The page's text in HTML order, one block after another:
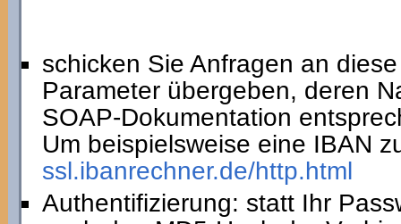
schicken Sie Anfragen an
Parameter übergeben, deren
SOAP-Dokumentation
Um beispielsweise eine IBAN
ssl.ibanrechner.de/http.html
Authentifizierung: statt Ihr